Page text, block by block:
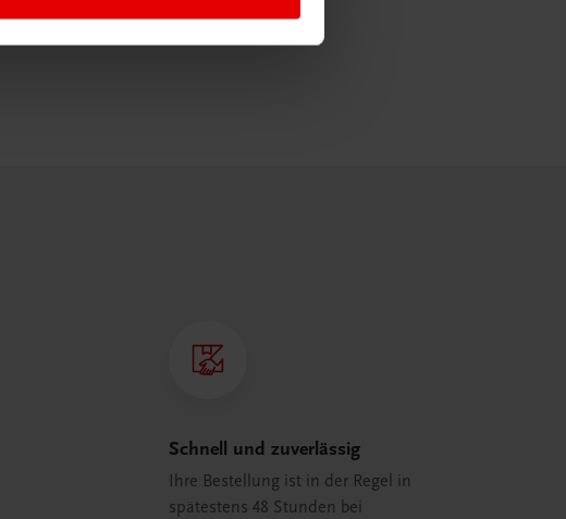
Schnell und zuverlässig
Ihre Bestellung ist in der Regel in
spätestens 48 Stunden bei